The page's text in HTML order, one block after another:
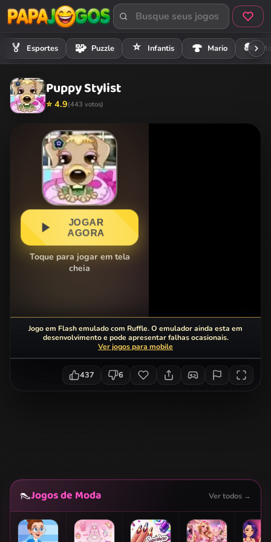
🏅 Esportes 🧩 Puzzle ⭐ Infantis 🍄 Mario 🏍️
Puppy Stylist
⭐ 4.9(443 votos)
JOGAR
AGORA
Toque para jogar em tela
cheia
Jogo em Flash emulado com Ruffle. O emulador ainda esta em
desenvolvimento e pode apresentar falhas ocasionais.
Ver jogos para mobile
437 6
👠Jogos de Moda Ver todos →